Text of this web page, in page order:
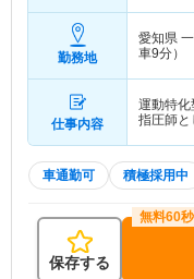
勤務地
愛知県
車9分）
仕事内容
運動特化
指圧師と
車通勤可 積極採用中
保存する